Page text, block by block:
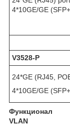
4*10GE/GE
V3528-P
24*GE (RJ45,
4*10GE/GE
Функционал
VLAN